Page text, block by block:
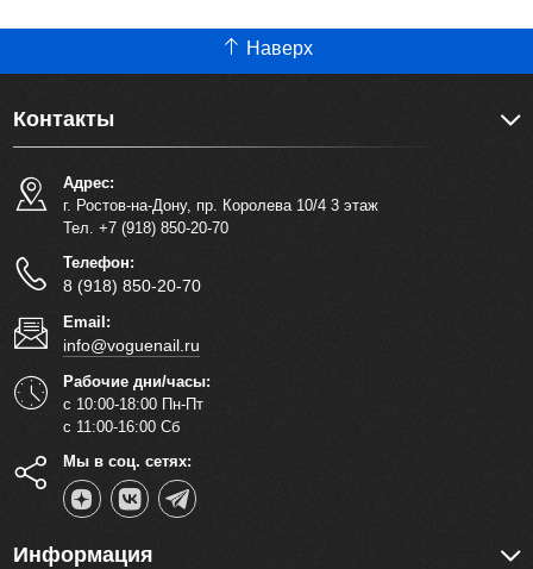
Наверх
Контакты
Адрес:
г. Ростов-на-Дону, пр. Королева 10/4 3 этаж
Тел. +7 (918) 850-20-70
Телефон:
8 (918) 850-20-70
Email:
info@voguenail.ru
Рабочие дни/часы:
с 10:00-18:00 Пн-Пт
с 11:00-16:00 Сб
Мы в соц. сетях:
Информация